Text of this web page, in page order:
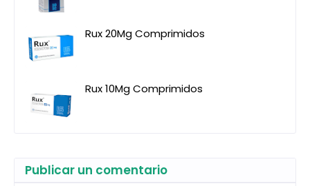
Rux 20Mg Comprimidos
Rux 10Mg Comprimidos
Publicar un comentario